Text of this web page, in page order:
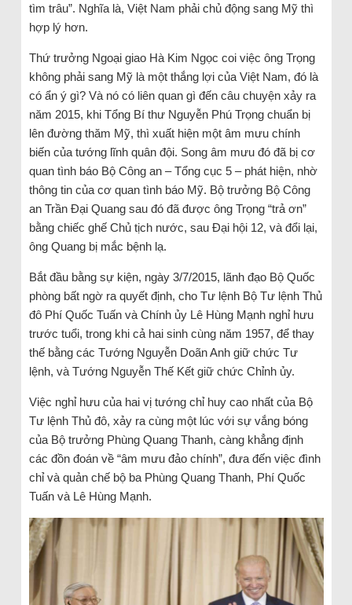
tìm trâu”. Nghĩa là, Việt Nam phải chủ động sang Mỹ thì
hợp lý hơn.
Thứ trưởng Ngoại giao Hà Kim Ngọc coi việc ông Trọng
không phải sang Mỹ là một thắng lợi của Việt Nam, đó là
có ẩn ý gì? Và nó có liên quan gì đến câu chuyện xảy ra
năm 2015, khi Tổng Bí thư Nguyễn Phú Trọng chuẩn bị
lên đường thăm Mỹ, thì xuất hiện một âm mưu chính
biến của tướng lĩnh quân đội. Song âm mưu đó đã bị cơ
quan tình báo Bộ Công an – Tổng cục 5 – phát hiện, nhờ
thông tin của cơ quan tình báo Mỹ. Bộ trưởng Bộ Công
an Trần Đại Quang sau đó đã được ông Trọng “trả ơn”
bằng chiếc ghế Chủ tịch nước, sau Đại hội 12, và đổi lại,
ông Quang bị mắc bệnh lạ.
Bắt đầu bằng sự kiện, ngày 3/7/2015, lãnh đạo Bộ Quốc
phòng bất ngờ ra quyết định, cho Tư lệnh Bộ Tư lệnh Thủ
đô Phí Quốc Tuấn và Chính ủy Lê Hùng Mạnh nghỉ hưu
trước tuổi, trong khi cả hai sinh cùng năm 1957, để thay
thế bằng các Tướng Nguyễn Doãn Anh giữ chức Tư
lệnh, và Tướng Nguyễn Thế Kết giữ chức Chỉnh ủy.
Việc nghỉ hưu của hai vị tướng chỉ huy cao nhất của Bộ
Tư lệnh Thủ đô, xảy ra cùng một lúc với sự vắng bóng
của Bộ trưởng Phùng Quang Thanh, càng khẳng định
các đồn đoán về “âm mưu đảo chính”, đưa đến việc đình
chỉ và quản chế bộ ba Phùng Quang Thanh, Phí Quốc
Tuấn và Lê Hùng Mạnh.